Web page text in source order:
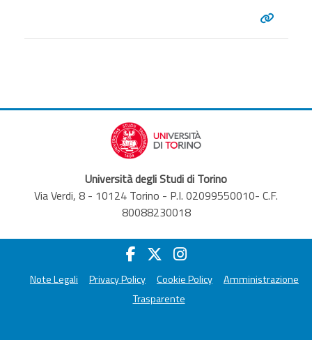
Università degli Studi di Torino
Via Verdi, 8 - 10124 Torino - P.I. 02099550010- C.F.
80088230018
Note Legali Privacy Policy Cookie Policy
Amministrazione
Trasparente